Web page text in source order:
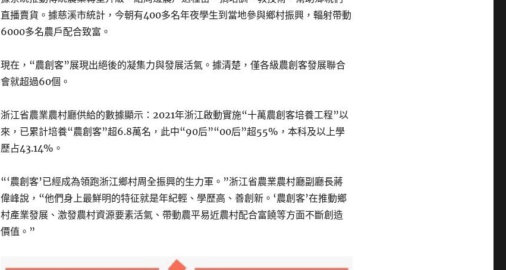
直播賣貨。據慈溪市統計，今朝有400多名年夜學生到當地參與鄉村振興，輻射帶動
6000多名農戶配合致富。
現在，“農創客”展現出絕後的凝集力與發展活氣。據清楚，僅各級農創客發展聯合
會就超過60個。
浙江省農業農村廳供給的數據顯示：2021年浙江啟動實施“十萬農創客培養工程”以
來，已累計培養“農創客”超6.8萬名，此中“90后”“00后”超55%，本科及以上學
歷占43.14%。
“‘農創客’已經成為領跑浙江鄉村周全振興的生力軍。”浙江省農業農村廳副廳長蔣
偉峰說，“他們身上最鮮明的特征就是年紀輕、學歷高、善創新。‘農創客’在推動鄉
村產業發展、激發農村資源要素活氣、帶動農平易近農村配合富饒等方面不斷創造
價值。”